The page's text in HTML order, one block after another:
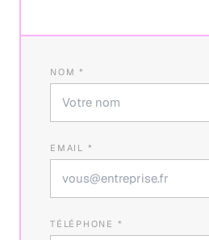
NOM *
EMAIL *
TÉLÉPHONE *